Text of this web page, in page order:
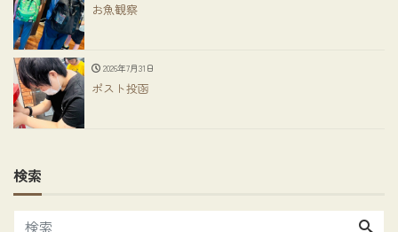
お魚観察
2026年7月31日
ポスト投函
検索